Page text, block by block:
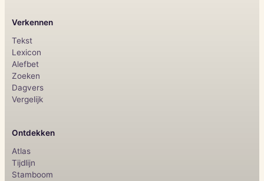
Verkennen
Tekst
Lexicon
Alefbet
Zoeken
Dagvers
Vergelijk
Ontdekken
Atlas
Tijdlijn
Stamboom